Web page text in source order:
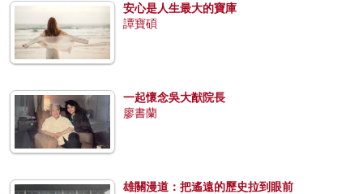
安心是人生最大的寶庫
譚寶碩
一起懷念吳大猷院長
廖書蘭
雄關漫道：把遙遠的歷史拉到眼前